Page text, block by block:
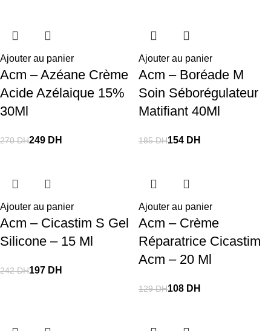
Ajouter au panier
Acm – Azéane Crème
Acide Azélaique 15%
30Ml
270DH249 DH
Ajouter au panier
Acm – Boréade M
Soin Séborégulateur
Matifiant 40Ml
185DH154 DH
Ajouter au panier
Acm – Cicastim S Gel
Silicone – 15 Ml
242DH197 DH
Ajouter au panier
Acm – Crème
Réparatrice Cicastim
Acm – 20 Ml
129DH108 DH